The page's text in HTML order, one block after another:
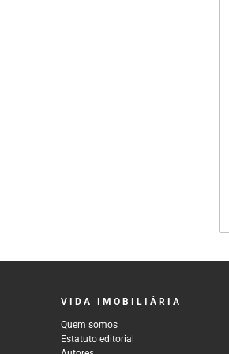
VIDA IMOBILIÁRIA
Quem somos
Estatuto editorial